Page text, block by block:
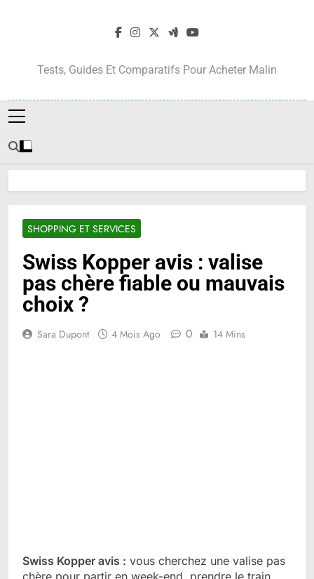
Tests, Guides Et Comparatifs Pour Acheter Malin
SHOPPING ET SERVICES
Swiss Kopper avis : valise
pas chère fiable ou mauvais
choix ?
Sara Dupont 4 Mois Ago 0 14 Mins
Swiss Kopper avis : vous cherchez une valise pas